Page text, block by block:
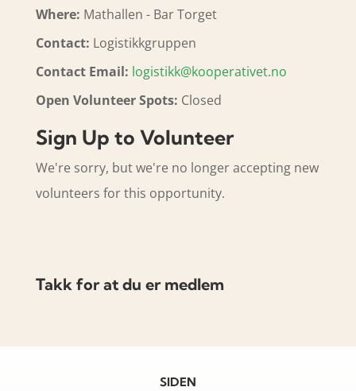
Where: Mathallen - Bar Torget
Contact: Logistikkgruppen
Contact Email: logistikk@kooperativet.no
Open Volunteer Spots: Closed
Sign Up to Volunteer
We're sorry, but we're no longer accepting new
volunteers for this opportunity.
Takk for at du er medlem
SIDEN